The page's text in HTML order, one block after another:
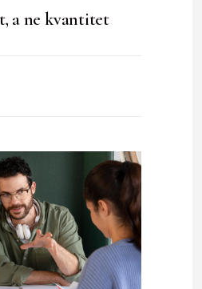
a ne kvantitet